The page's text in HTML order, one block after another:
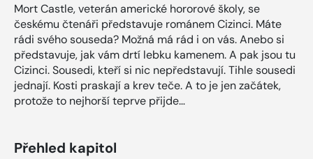
Mort Castle, veterán americké hororové školy, se
českému čtenáři představuje románem Cizinci. Máte
rádi svého souseda? Možná má rád i on vás. Anebo si
představuje, jak vám drtí lebku kamenem. A pak jsou tu
Cizinci. Sousedi, kteří si nic nepředstavují. Tihle sousedi
jednají. Kosti praskají a krev teče. A to je jen začátek,
protože to nejhorší teprve přijde…
Přehled kapitol